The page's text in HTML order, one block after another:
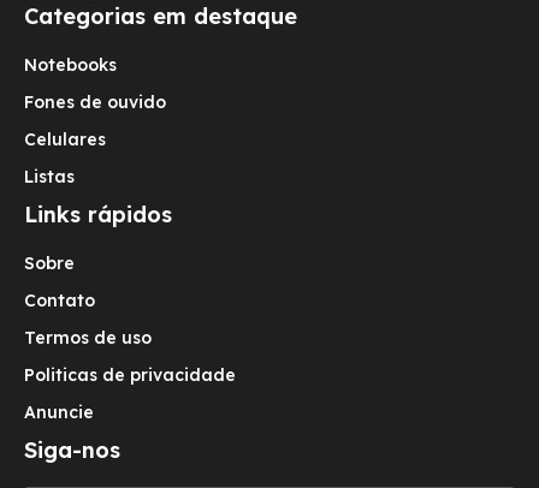
Categorias em destaque
Notebooks
Fones de ouvido
Celulares
Listas
Links rápidos
Sobre
Contato
Termos de uso
Politicas de privacidade
Anuncie
Siga-nos